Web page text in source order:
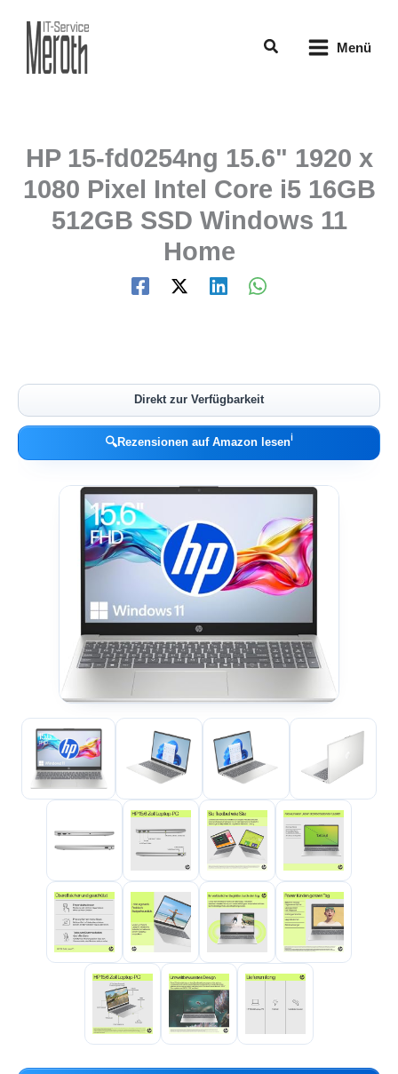
springen
Suchen Menü
HP 15-fd0254ng 15.6" 1920 x
1080 Pixel Intel Core i5 16GB
512GB SSD Windows 11
Home
Direkt zur Verfügbarkeit
🔍Rezensionen auf Amazon lesenℹ︎